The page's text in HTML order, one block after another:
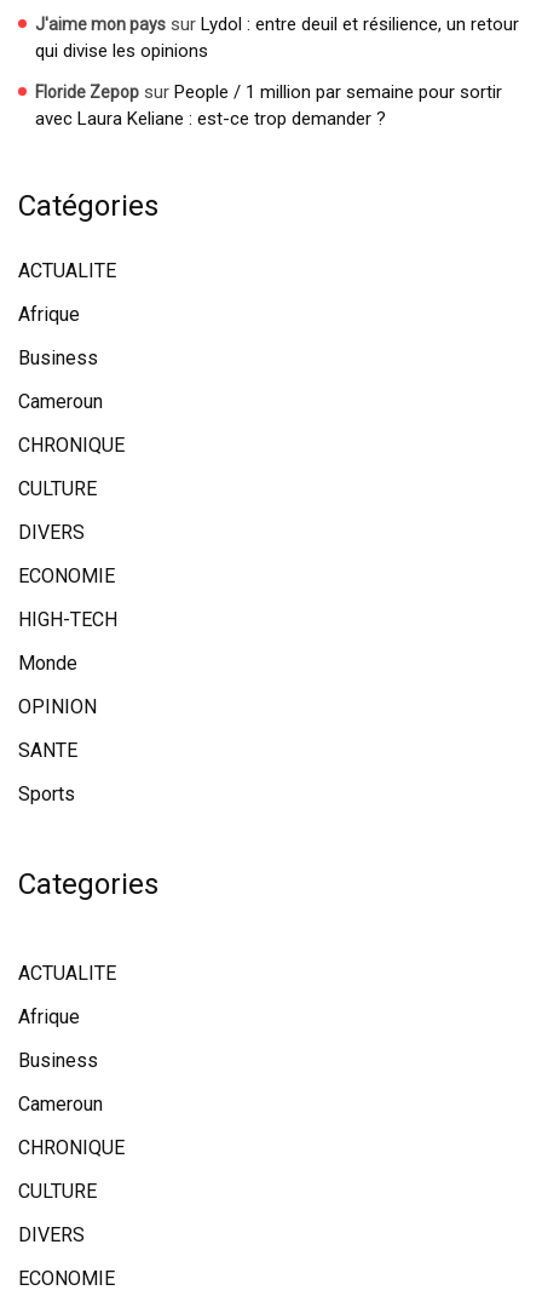
J'aime mon pays sur Lydol : entre deuil et résilience, un retour
qui divise les opinions
Floride Zepop sur People / 1 million par semaine pour sortir
avec Laura Keliane : est-ce trop demander ?
Catégories
ACTUALITE
Afrique
Business
Cameroun
CHRONIQUE
CULTURE
DIVERS
ECONOMIE
HIGH-TECH
Monde
OPINION
SANTE
Sports
Categories
ACTUALITE
Afrique
Business
Cameroun
CHRONIQUE
CULTURE
DIVERS
ECONOMIE